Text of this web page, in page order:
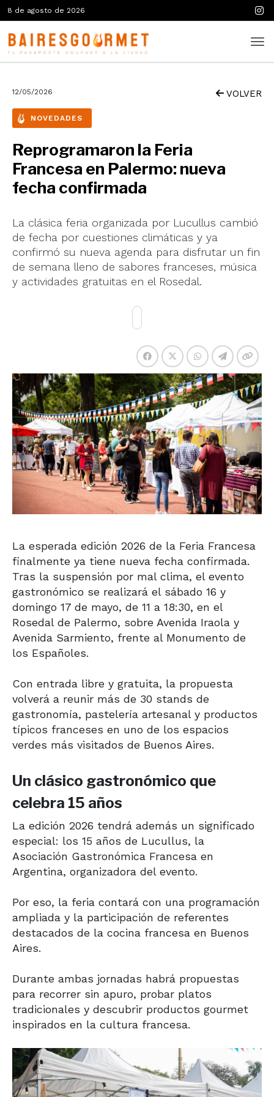
8 de agosto de 2026
12/05/2026 VOLVER
NOVEDADES
Reprogramaron la Feria
Francesa en Palermo: nueva
fecha confirmada
La clásica feria organizada por Lucullus cambió
de fecha por cuestiones climáticas y ya
confirmó su nueva agenda para disfrutar un fin
de semana lleno de sabores franceses, música
y actividades gratuitas en el Rosedal.
La esperada edición 2026 de la Feria Francesa
finalmente ya tiene nueva fecha confirmada.
Tras la suspensión por mal clima, el evento
gastronómico se realizará el sábado 16 y
domingo 17 de mayo, de 11 a 18:30, en el
Rosedal de Palermo, sobre Avenida Iraola y
Avenida Sarmiento, frente al Monumento de
los Españoles.
Con entrada libre y gratuita, la propuesta
volverá a reunir más de 30 stands de
gastronomía, pastelería artesanal y productos
típicos franceses en uno de los espacios
verdes más visitados de Buenos Aires.
Un clásico gastronómico que
celebra 15 años
La edición 2026 tendrá además un significado
especial: los 15 años de Lucullus, la
Asociación Gastronómica Francesa en
Argentina, organizadora del evento.
Por eso, la feria contará con una programación
ampliada y la participación de referentes
destacados de la cocina francesa en Buenos
Aires.
Durante ambas jornadas habrá propuestas
para recorrer sin apuro, probar platos
tradicionales y descubrir productos gourmet
inspirados en la cultura francesa.